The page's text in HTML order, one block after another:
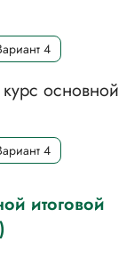
4
основной
4
итоговой